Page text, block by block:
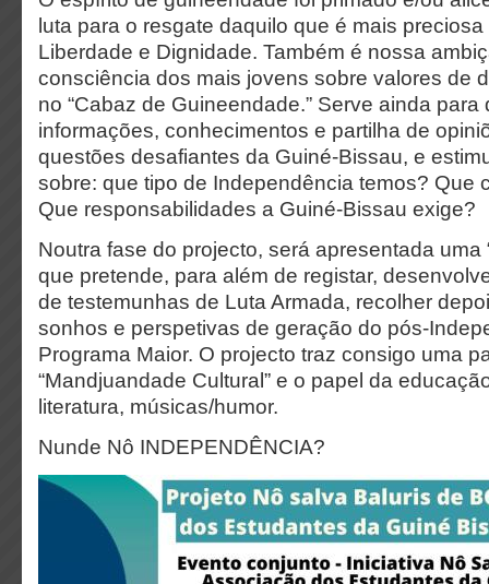
luta para o resgate daquilo que é mais
Liberdade e Dignidade. Também é nossa
consciência dos mais jovens sobre valores de
no “Cabaz de Guineendade.” Serve ainda para
informações, conhecimentos e partilha de
questões desafiantes da Guiné-Bissau, e
sobre: que tipo de Independência temos? Que
Que responsabilidades a Guiné-Bissau exige?
Noutra fase do projecto, será apresentada uma
que pretende, para além de registar,
de testemunhas de Luta Armada, recolher
sonhos e perspetivas de geração do pós-
Programa Maior. O projecto traz consigo uma
“Mandjuandade Cultural” e o papel da
literatura, músicas/humor.
Nunde Nô INDEPENDÊNCIA?